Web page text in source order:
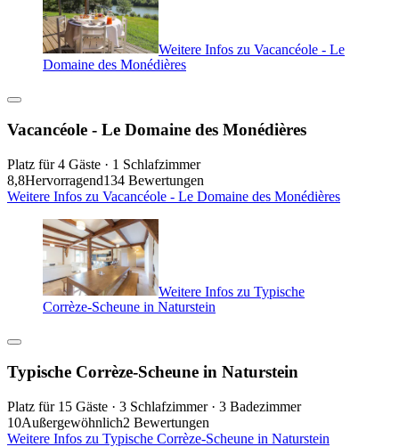
Weitere Infos zu Vacancéole - Le
Domaine des Monédières
Vacancéole - Le Domaine des Monédières
Platz für 4 Gäste · 1 Schlafzimmer
8,8Hervorragend134 Bewertungen
Weitere Infos zu Vacancéole - Le Domaine des Monédières
Weitere Infos zu Typische
Corrèze-Scheune in Naturstein
Typische Corrèze-Scheune in Naturstein
Platz für 15 Gäste · 3 Schlafzimmer · 3 Badezimmer
10Außergewöhnlich2 Bewertungen
Weitere Infos zu Typische Corrèze-Scheune in Naturstein